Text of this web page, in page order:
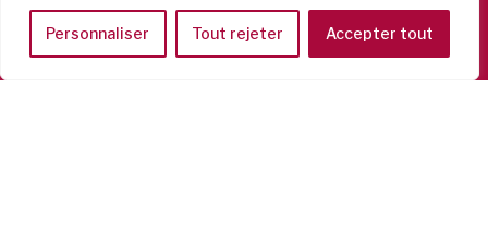
Personnaliser Tout rejeter Accepter tout
Via Tarquinio Vipera, 16 - 00152 Roma
Tel: 06 58 23 03 32 or 06 58 20 31 17